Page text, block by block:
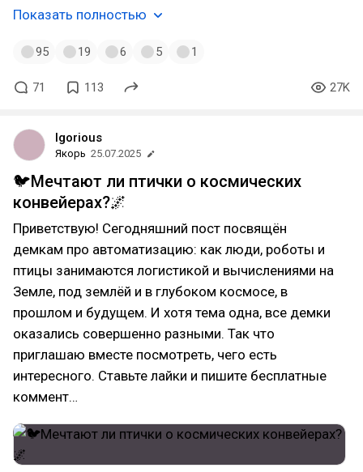
Показать полностью
95 19 6 5 1
71 113 27K
Igorious
Якорь 25.07.2025
🐦Мечтают ли птички о космических
конвейерах?🌌
Приветствую! Сегодняшний пост посвящён
демкам про автоматизацию: как люди, роботы и
птицы занимаются логистикой и вычислениями на
Земле, под землёй и в глубоком космосе, в
прошлом и будущем. И хотя тема одна, все демки
оказались совершенно разными. Так что
приглашаю вместе посмотреть, чего есть
интересного. Ставьте лайки и пишите бесплатные
коммент…